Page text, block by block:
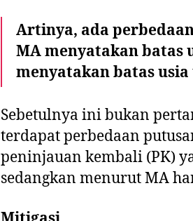
Artinya, ada
MA menyatakan batas
menyatakan batas
Sebetulnya ini bukan
terdapat perbedaan
peninjauan kembali (PK)
sedangkan menurut MA